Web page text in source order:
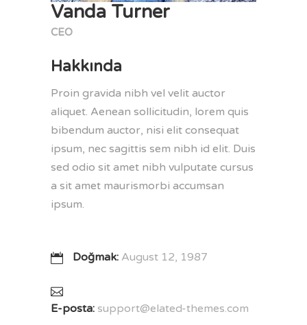
Vanda Turner
CEO
Hakkında
Proin gravida nibh vel velit auctor
aliquet. Aenean sollicitudin, lorem quis
bibendum auctor, nisi elit consequat
ipsum, nec sagittis sem nibh id elit. Duis
sed odio sit amet nibh vulputate cursus
a sit amet maurismorbi accumsan
ipsum.
Doğmak: August 12, 1987
E-posta: support@elated-themes.com